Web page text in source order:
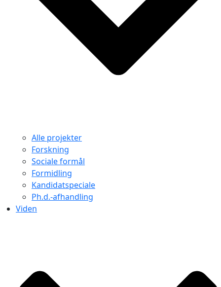
Alle projekter
Forskning
Sociale formål
Formidling
Kandidatspeciale
Ph.d.-afhandling
Viden